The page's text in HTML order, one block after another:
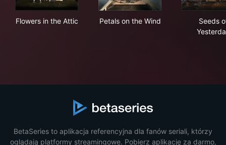
Flowers in the Attic Petals on the Wind
Seeds
BetaSeries to aplikacja referencyjna dla fanów seriali, którzy
oglądają platformy streamingowe. Pobierz aplikację za darmo,